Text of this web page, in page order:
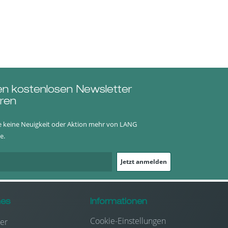
kostenlosen Newsletter
keine Neuigkeit oder Aktion mehr von LANG
Jetzt anmelden
Informationen
Cookie-Einstellungen